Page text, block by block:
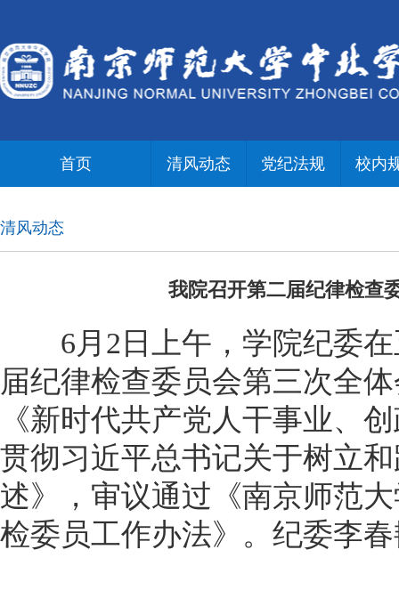
首页 清风动态 党纪法规 校内
清风动态
我院召开第二届纪律检查
6月2日上午，学院纪委在
届纪律检查委员会第三次全
《新时代共产党人干事业
贯彻习近平总书记关于树立
述》，审议通过《南京师范
检委员工作办法》。纪委李